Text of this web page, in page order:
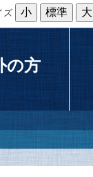
ズ 小 標準 大
の方